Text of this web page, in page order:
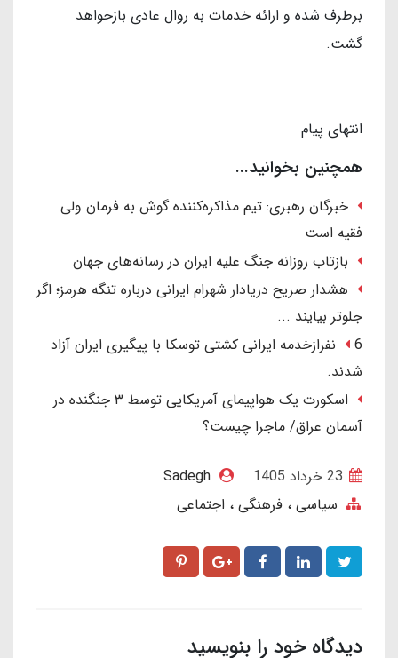
برطرف شده و ارائه خدمات به روال عادی بازخواهد
گشت.
انتهای پیام
همچنین بخوانید...
خبرگان رهبری: تیم مذاکره‌کننده گوش به فرمان ولی
فقیه است
بازتاب روزانه جنگ علیه ایران در رسانه‌های جهان
هشدار صریح دریادار شهرام ایرانی درباره تنگه هرمز؛ اگر
جلوتر بیایند ...
6 نفرازخدمه ایرانی کشتی توسکا با پیگیری ایران آزاد
شدند.
اسکورت یک هواپیمای آمریکایی توسط ۳ جنگنده در
آسمان عراق/ ماجرا چیست؟
Sadegh
سیاسی ، فرهنگی ، اجتماعی
دیدگاه خود را بنویسید